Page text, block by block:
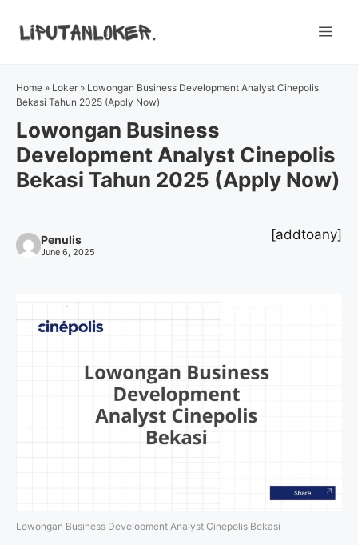
Home » Loker » Lowongan Business Development Analyst Cinepolis
Bekasi Tahun 2025 (Apply Now)
Lowongan Business
Development Analyst Cinepolis
Bekasi Tahun 2025 (Apply Now)
Penulis
June 6, 2025
[addtoany]
Lowongan Business Development Analyst Cinepolis Bekasi